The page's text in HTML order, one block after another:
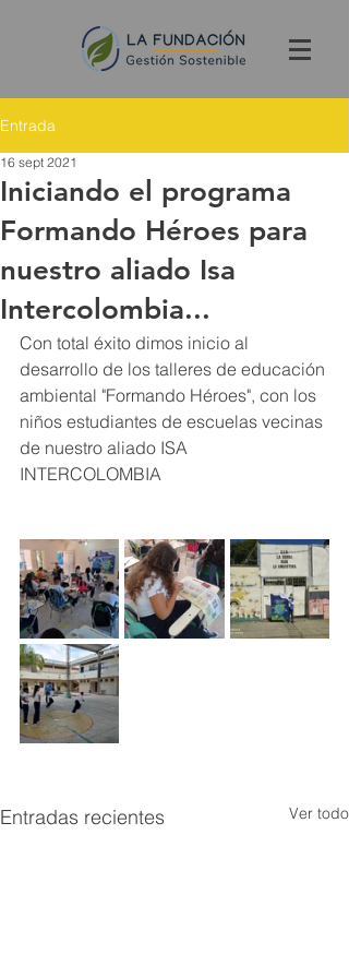
Entrada
Iniciando el programa
Formando Héroes para
nuestro aliado Isa
Intercolombia...
16 sept 2021
Con total éxito dimos inicio al
desarrollo de los talleres de educación
ambiental "Formando Héroes", con los
niños estudiantes de escuelas vecinas
de nuestro aliado ISA
INTERCOLOMBIA
Entradas recientes Ver todo